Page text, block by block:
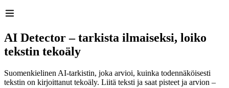
AI Detector – tarkista ilmaiseksi, loiko
tekstin tekoäly
Suomenkielinen AI-tarkistin, joka arvioi, kuinka todennäköisesti
tekstin on kirjoittanut tekoäly. Liitä teksti ja saat pisteet ja arvion –